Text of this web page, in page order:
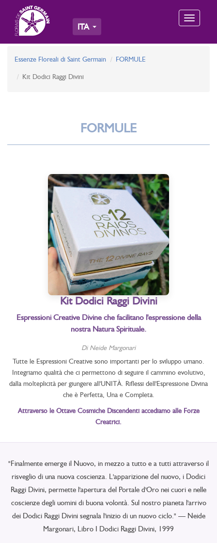
Toggle
ITA
Essenze Floreali di Saint Germain FORMULE
Kit Dodici Raggi Divini
FORMULE
Kit Dodici Raggi Divini
Espressioni Creative Divine che facilitano l'espressione della
nostra Natura Spirituale.
Di Neide Margonari
Tutte le Espressioni Creative sono importanti per lo sviluppo umano.
Integriamo qualità che ci permettono di seguire il cammino evolutivo,
dalla molteplicità per giungere all'UNITÀ. Riflessi dell'Espressione Divina
che è Perfetta, Una e Completa.
Attraverso le Ottave Cosmiche Discendenti accediamo alle Forze
Creatrici.
"Finalmente emerge il Nuovo, in mezzo a tutto e a tutti attraverso il
risveglio di una nuova coscienza. L'apparizione del nuovo, i Dodici
Raggi Divini, permette l'apertura del Portale d'Oro nei cuori e nelle
coscienze degli uomini di buona volontà. Sul nostro pianeta l'arrivo
dei Dodici Raggi Divini segnala l'inizio di un nuovo ciclo." — Neide
Margonari, Libro I Dodici Raggi Divini, 1999